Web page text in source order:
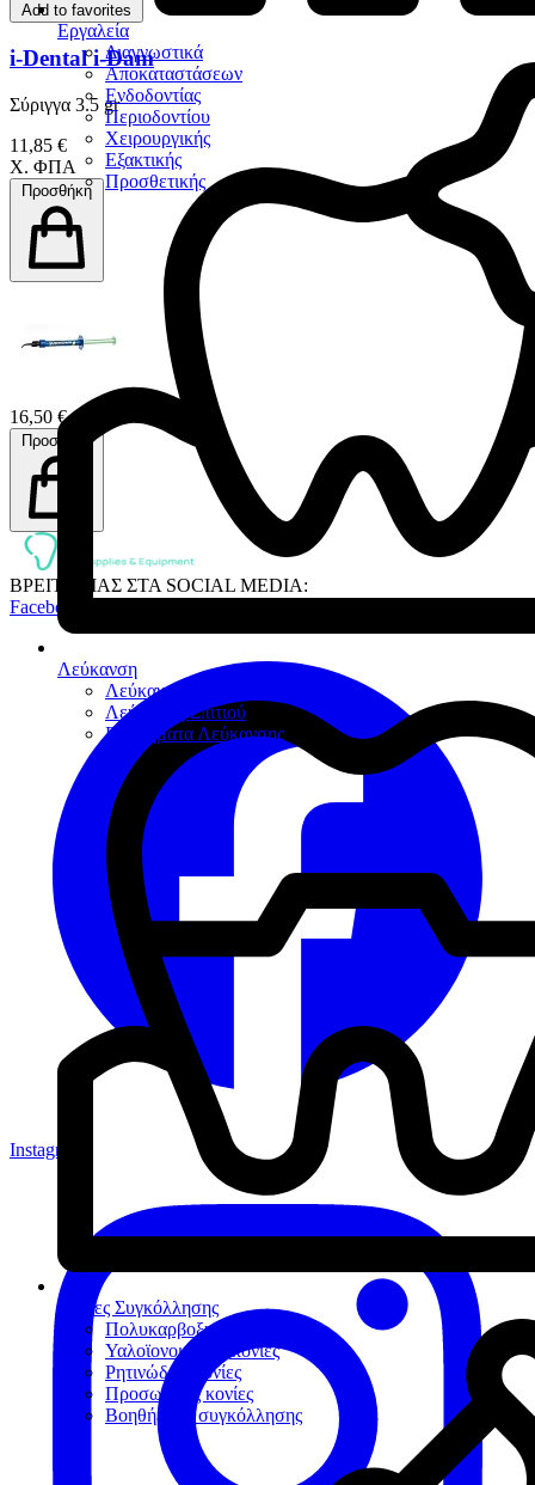
Εργαλεία
Διαγνωστικά
Αποκαταστάσεων
Ενδοδοντίας
Περιοδοντίου
Χειρουργικής
Εξακτικής
Προσθετικής
Λεύκανση
Λεύκανση Ιατρείου
Λεύκανση Σπιτιού
Βοηθήματα Λεύκανσης
Κονίες Συγκόλλησης
Πολυκαρβοξυλικές κονίες
Υαλοϊονομερείς κονίες
Ρητινώδεις κονίες
Προσωρινές κονίες
Βοηθήματα συγκόλλησης
Add to favorites
i-Dental i-Dam
Σύριγγα 3.5 gr
11,85 €
Χ. ΦΠΑ
Προσθήκη
16,50 €
Προσθήκη
ΒΡΕΙΤΕ ΜΑΣ ΣΤΑ SOCIAL MEDIA:
Facebook
Instagram